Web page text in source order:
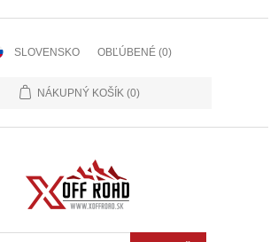
SLOVENSKO OBĽÚBENÉ (0)
NÁKUPNÝ KOŠÍK (0)